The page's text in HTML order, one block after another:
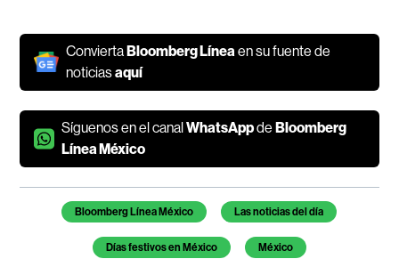
ConviertaBloomberg Línea en su fuente de
noticiasaquí
Síguenos en el canalWhatsAppdeBloomberg
Línea México
Temas de este artículo
Bloomberg Línea México Las noticias del día
Días festivos en México México